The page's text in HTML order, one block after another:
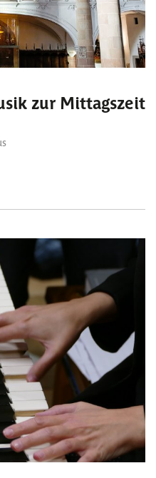
zur Mittagszeit